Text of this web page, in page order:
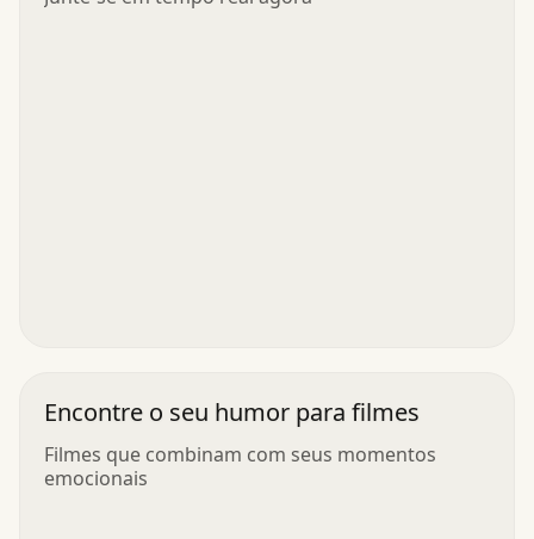
Encontre o seu humor para filmes
Filmes que combinam com seus momentos
emocionais